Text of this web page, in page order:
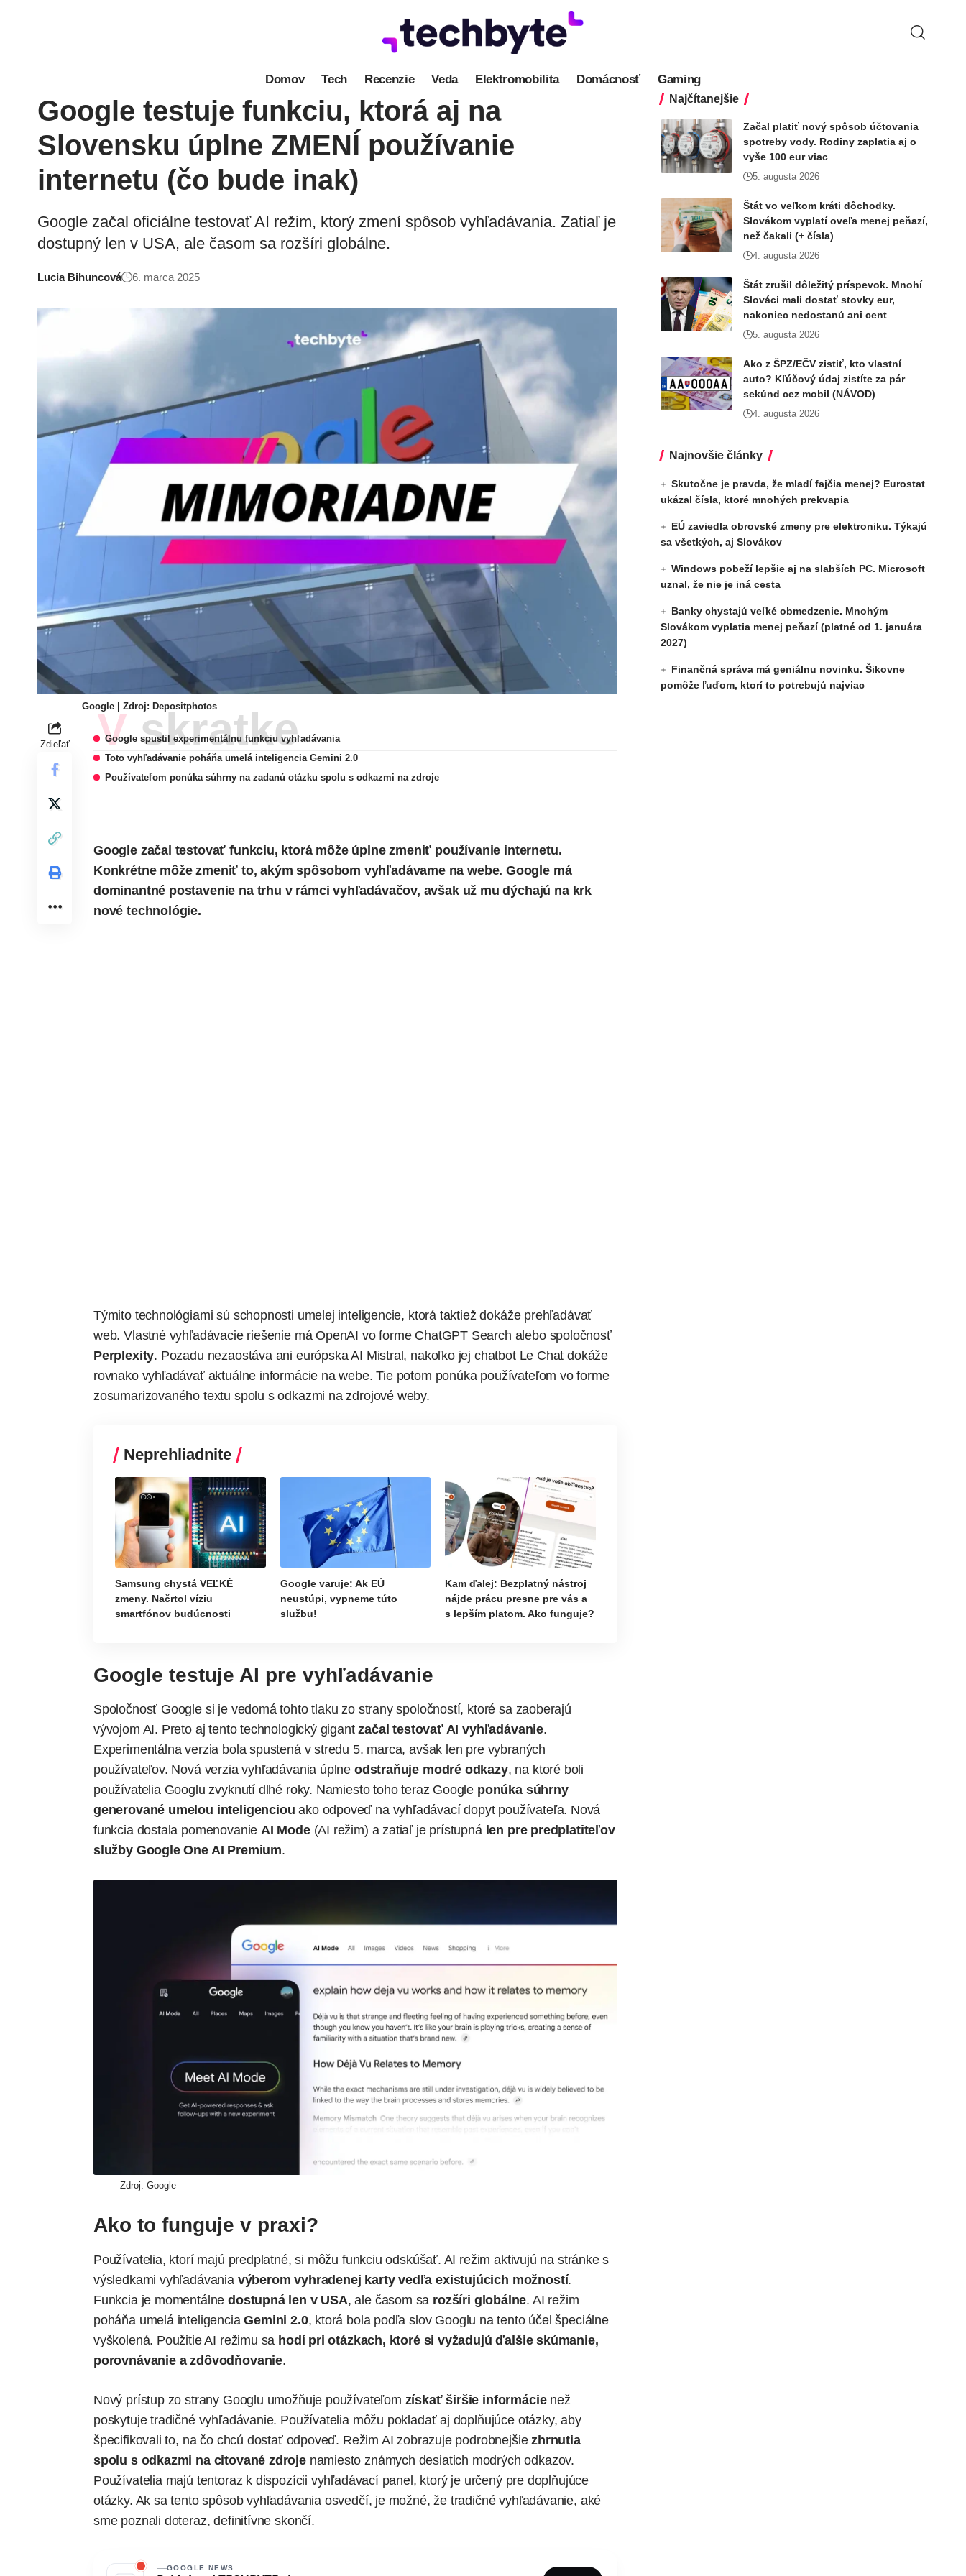
Domov Tech Recenzie Veda Elektromobilita Domácnosť Gaming
Google testuje funkciu, ktorá aj na
Slovensku úplne ZMENÍ používanie
internetu (čo bude inak)
Google začal oficiálne testovať AI režim, ktorý zmení spôsob vyhľadávania. Zatiaľ je
dostupný len v USA, ale časom sa rozšíri globálne.
Lucia Bihuncová 6. marca 2025
Google | Zdroj: Depositphotos
Zdieľať V skratke
Google spustil experimentálnu funkciu vyhľadávania
Toto vyhľadávanie poháňa umelá inteligencia Gemini 2.0
Používateľom ponúka súhrny na zadanú otázku spolu s odkazmi na zdroje
Google začal testovať funkciu, ktorá môže úplne zmeniť používanie internetu.
Konkrétne môže zmeniť to, akým spôsobom vyhľadávame na webe.Googlemá
dominantné postavenie na trhu v rámci vyhľadávačov, avšak už mu dýchajú na krk
nové technológie.
Týmito technológiami sú schopnosti umelej inteligencie, ktorá taktiež dokáže prehľadávať
web. Vlastné vyhľadávacie riešenie má OpenAI vo forme ChatGPT Search alebo spoločnosť
Perplexity. Pozadu nezaostáva ani európskaAI Mistral , nakoľko jej chatbot Le Chat dokáže
rovnako vyhľadávať aktuálne informácie na webe. Tie potom ponúka používateľom vo forme
zosumarizovaného textu spolu s odkazmi na zdrojové weby.
Neprehliadnite
Samsung chystá VEĽKÉ
zmeny. Načrtol víziu
smartfónov budúcnosti
Google varuje: Ak EÚ
neustúpi, vypneme túto
službu!
Kam ďalej: Bezplatný nástroj
nájde prácu presne pre vás a
s lepším platom. Ako funguje?
Google testuje AI pre vyhľadávanie
Spoločnosť Google si je vedomá tohto tlaku zo strany spoločností, ktoré sa zaoberajú
vývojom AI. Preto aj tento technologický gigantzačal testovať AI vyhľadávanie.
Experimentálna verzia bola spustená v stredu 5. marca, avšak len pre vybraných
používateľov. Nová verzia vyhľadávania úplne odstraňuje modré odkazy, na ktoré boli
používatelia Googlu zvyknutí dlhé roky. Namiesto toho teraz Google ponúka súhrny
generované umelou inteligenciou ako odpoveď na vyhľadávací dopyt používateľa. Nová
funkcia dostala pomenovanie AI Mode(AI režim) a zatiaľ je prístupná len pre predplatiteľov
služby Google One AI Premium.
Zdroj: Google
Ako to funguje v praxi?
Používatelia, ktorí majú predplatné, si môžu funkciu odskúšať. AI režim aktivujú na stránke s
výsledkami vyhľadávania výberom vyhradenej karty vedľa existujúcich možností.
Funkcia je momentálnedostupná len v USA, ale časom sa rozšíri globálne. AI režim
poháňa umelá inteligenciaGemini 2.0, ktorá bola podľa slov Googlu na tento účel špeciálne
vyškolená. Použitie AI režimu sa hodí pri otázkach, ktoré si vyžadujú ďalšie skúmanie,
porovnávanie a zdôvodňovanie.
Nový prístup zo strany Googlu umožňuje používateľom získať širšie informácienež
poskytuje tradičné vyhľadávanie. Používatelia môžu pokladať aj doplňujúce otázky, aby
špecifikovali to, na čo chcú dostať odpoveď. Režim AI zobrazuje podrobnejšiezhrnutia
spolu s odkazmi na citované zdrojenamiesto známych desiatich modrých odkazov.
Používatelia majú tentoraz k dispozícii vyhľadávací panel, ktorý je určený pre doplňujúce
otázky. Ak sa tento spôsob vyhľadávania osvedčí, je možné, že tradičné vyhľadávanie, aké
sme poznali doteraz, definitívne skončí.
GOOGLE NEWS
Najčítanejšie
Začal platiť nový spôsob účtovania
spotreby vody. Rodiny zaplatia aj o
vyše 100 eur viac
5. augusta 2026
Štát vo veľkom kráti dôchodky.
Slovákom vyplatí oveľa menej peňazí,
než čakali (+ čísla)
4. augusta 2026
Štát zrušil dôležitý príspevok. Mnohí
Slováci mali dostať stovky eur,
nakoniec nedostanú ani cent
5. augusta 2026
Ako z ŠPZ/EČV zistiť, kto vlastní
auto? Kľúčový údaj zistíte za pár
sekúnd cez mobil (NÁVOD)
4. augusta 2026
Najnovšie články
Skutočne je pravda, že mladí fajčia menej? Eurostat
ukázal čísla, ktoré mnohých prekvapia
EÚ zaviedla obrovské zmeny pre elektroniku. Týkajú
sa všetkých, aj Slovákov
Windows pobeží lepšie aj na slabších PC. Microsoft
uznal, že nie je iná cesta
Banky chystajú veľké obmedzenie. Mnohým
Slovákom vyplatia menej peňazí (platné od 1. januára
2027)
Finančná správa má geniálnu novinku. Šikovne
pomôže ľuďom, ktorí to potrebujú najviac